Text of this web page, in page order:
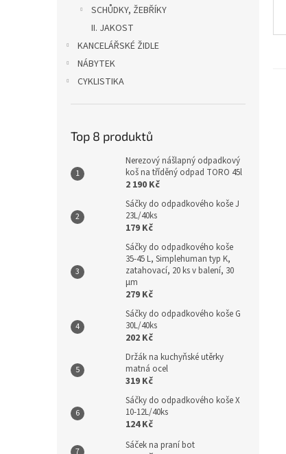
SCHŮDKY, ŽEBŘÍKY
II. JAKOST
KANCELÁŘSKÉ ŽIDLE
NÁBYTEK
CYKLISTIKA
Top 8 produktů
Nerezový nášlapný odpadkový
koš na tříděný odpad TORO 45l
2 190 Kč
Sáčky do odpadkového koše J
23L/40ks
179 Kč
Sáčky do odpadkového koše
35-45 L, Simplehuman typ K,
zatahovací, 20 ks v balení, 30
µm
279 Kč
Sáčky do odpadkového koše G
30L/40ks
202 Kč
Držák na kuchyňské utěrky
matná ocel
319 Kč
Sáčky do odpadkového koše X
10-12L/40ks
124 Kč
Sáček na praní bot